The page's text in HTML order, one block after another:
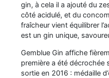
gin, à cela il a ajouté du
côté acidulé, et du
fraîcheur vient équilibrer
est un gin unique,
Gemblue Gin affiche
première a été décrochée
sortie en 2016 : médaille